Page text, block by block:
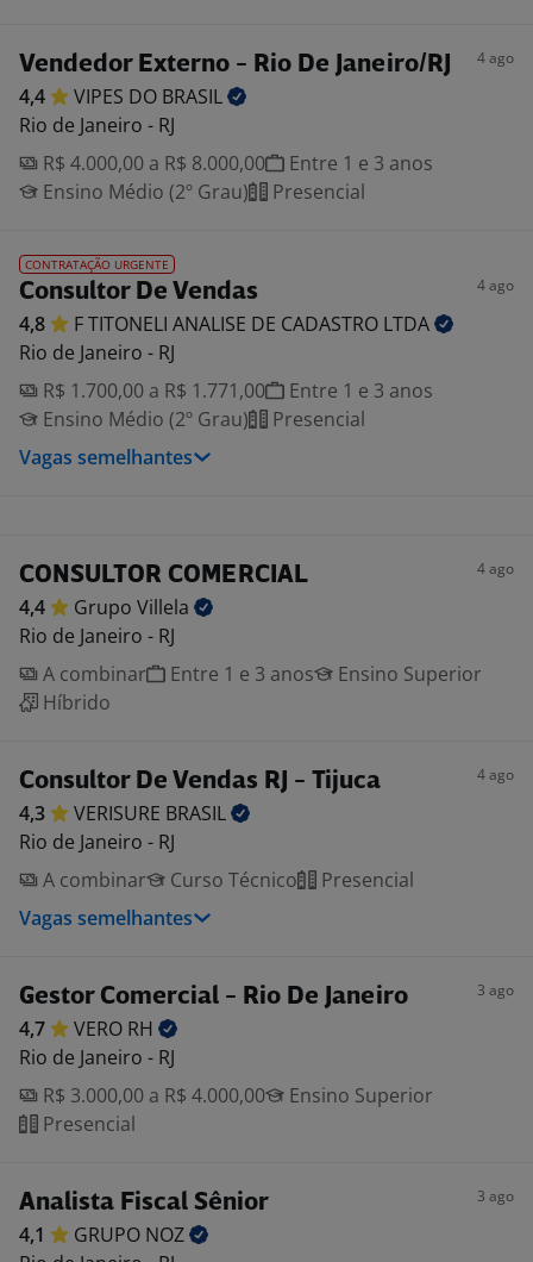
Vendedor Externo - Rio De Janeiro/RJ 4 ago
4,4 VIPES DO BRASIL
Rio de Janeiro - RJ
R$ 4.000,00 a R$ 8.000,00
Entre 1 e 3 anos
Ensino Médio (2º Grau)
Presencial
CONTRATAÇÃO URGENTE
Consultor De Vendas 4 ago
4,8 F TITONELI ANALISE DE CADASTRO LTDA
Rio de Janeiro - RJ
R$ 1.700,00 a R$ 1.771,00
Entre 1 e 3 anos
Ensino Médio (2º Grau)
Presencial
Vagas semelhantes
CONSULTOR COMERCIAL 4 ago
4,4 Grupo Villela
Rio de Janeiro - RJ
A combinar
Entre 1 e 3 anos
Ensino Superior
Híbrido
Consultor De Vendas RJ - Tijuca 4 ago
4,3 VERISURE BRASIL
Rio de Janeiro - RJ
A combinar
Curso Técnico
Presencial
Vagas semelhantes
Gestor Comercial - Rio De Janeiro 3 ago
4,7 VERO RH
Rio de Janeiro - RJ
R$ 3.000,00 a R$ 4.000,00
Ensino Superior
Presencial
Analista Fiscal Sênior 3 ago
4,1 GRUPO NOZ